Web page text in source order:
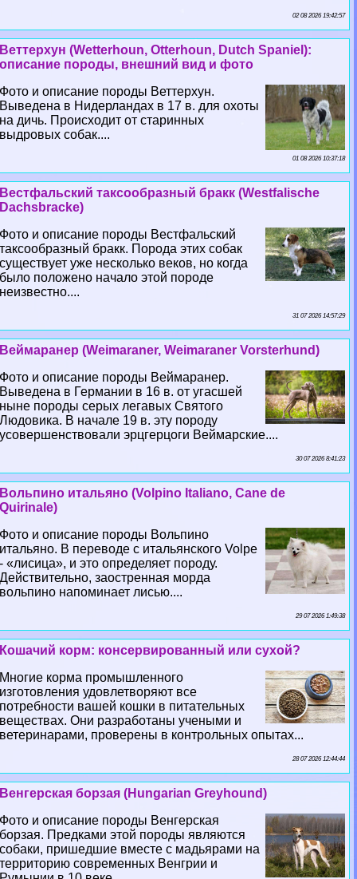
02 08 2026 19:42:57
Веттерхун (Wetterhoun, Otterhoun, Dutch Spaniel):
описание породы, внешний вид и фото
Фото и описание породы Веттерхун.
Выведена в Нидерландах в 17 в. для охоты
на дичь. Происходит от старинных
выдровых собак....
01 08 2026 10:37:18
Вестфальский таксообразный бpaкк (Westfalische
Dachsbracke)
Фото и описание породы Вестфальский
таксообразный бpaкк. Порода этих собак
существует уже несколько веков, но когда
было положено начало этой породе
неизвестно....
31 07 2026 14:57:29
Веймаранер (Weimaraner, Weimaraner Vorsterhund)
Фото и описание породы Веймаранер.
Выведена в Германии в 16 в. от угасшей
ныне породы серых легавых Святого
Людовика. В начале 19 в. эту породу
усовершенствовали эрцгерцоги Веймарские....
30 07 2026 8:41:23
Вольпино итальяно (Volpino Italiano, Cane de
Quirinale)
Фото и описание породы Вольпино
итальяно. В переводе с итальянского Volpe
- «лисица», и это определяет породу.
Действительно, заостренная морда
вольпино напоминает лисью....
29 07 2026 1:49:38
Кошачий корм: консервированный или сухой?
Многие корма промышленного
изготовления удовлетворяют все
потребности вашей кошки в питательных
веществах. Они разработаны учеными и
ветеринарами, проверены в контрольных опытах...
28 07 2026 12:44:44
Венгерская борзая (Hungarian Greyhound)
Фото и описание породы Венгерская
борзая. Предками этой породы являются
собаки, пришедшие вместе с мадьярами на
территорию современных Венгрии и